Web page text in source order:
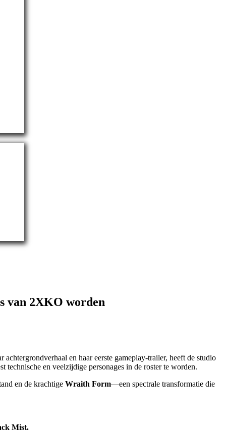
van 2XKO worden
en haar eerste gameplay-trailer, heeft de studio
technische en veelzijdige personages in de roster te worden.
en de krachtige Wraith Form—een spectrale transformatie die
Mist.